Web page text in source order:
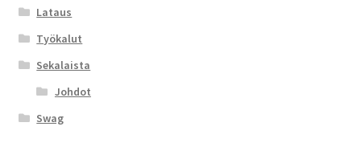
Lataus
Työkalut
Sekalaista
Johdot
Swag